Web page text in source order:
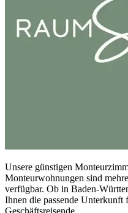
Unsere günstigen
Monteurwohnungen sind
verfügbar. Ob in Baden-
Ihnen die passende
Geschäftsreisende.